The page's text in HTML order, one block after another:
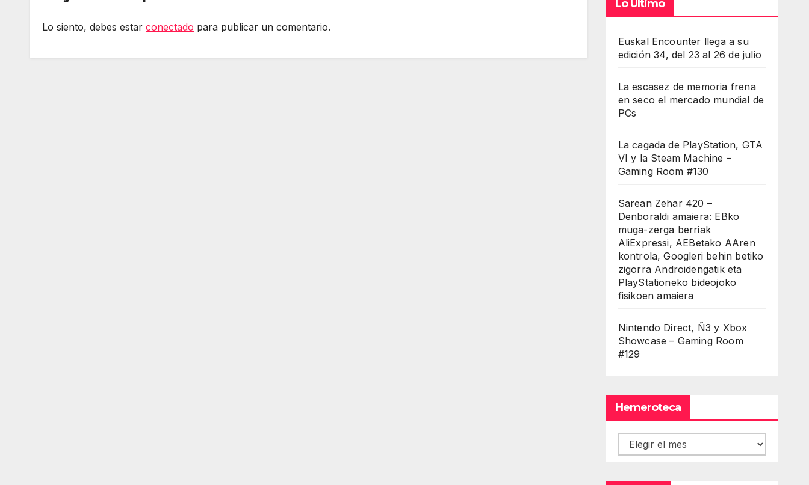
Lo siento, debes estar conectado para publicar un comentario.
Lo Último
Euskal Encounter llega a su
edición 34, del 23 al 26 de julio
La escasez de memoria frena
en seco el mercado mundial de
PCs
La cagada de PlayStation, GTA
VI y la Steam Machine –
Gaming Room #130
Sarean Zehar 420 –
Denboraldi amaiera: EBko
muga-zerga berriak
AliExpressi, AEBetako AAren
kontrola, Googleri behin betiko
zigorra Androidengatik eta
PlayStationeko bideojoko
fisikoen amaiera
Nintendo Direct, Ñ3 y Xbox
Showcase – Gaming Room
#129
Hemeroteca
Hemeroteca